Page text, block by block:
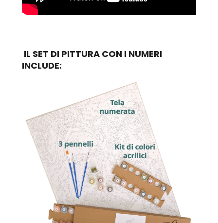
IL SET DI PITTURA CON I NUMERI
INCLUDE: